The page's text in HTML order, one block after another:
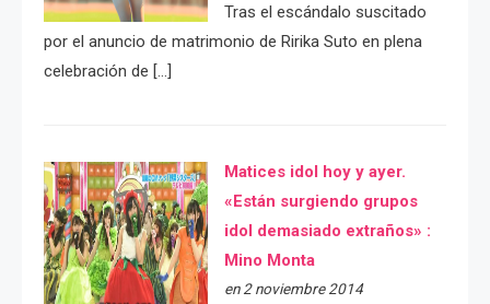
Tras el escándalo suscitado
por el anuncio de matrimonio de Ririka Suto en plena
celebración de […]
Matices idol hoy y ayer.
«Están surgiendo grupos
idol demasiado extraños» :
Mino Monta
en 2 noviembre 2014